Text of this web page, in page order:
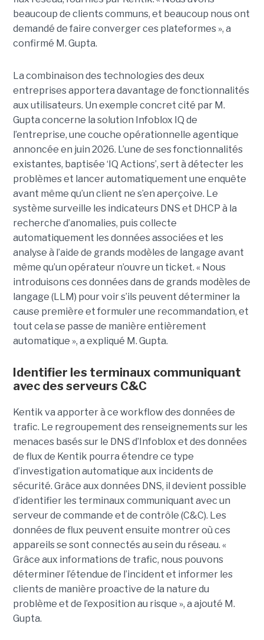
beaucoup de clients communs, et beaucoup nous ont
demandé de faire converger ces plateformes », a
confirmé M. Gupta.
La combinaison des technologies des deux
entreprises apportera davantage de fonctionnalités
aux utilisateurs. Un exemple concret cité par M.
Gupta concerne la solution Infoblox IQ de
l’entreprise, une couche opérationnelle agentique
annoncée en juin 2026. L’une de ses fonctionnalités
existantes, baptisée ‘IQ Actions’, sert à détecter les
problèmes et lancer automatiquement une enquête
avant même qu’un client ne s’en aperçoive. Le
système surveille les indicateurs DNS et DHCP à la
recherche d’anomalies, puis collecte
automatiquement les données associées et les
analyse à l’aide de grands modèles de langage avant
même qu’un opérateur n’ouvre un ticket. « Nous
introduisons ces données dans de grands modèles de
langage (LLM) pour voir s’ils peuvent déterminer la
cause première et formuler une recommandation, et
tout cela se passe de manière entièrement
automatique », a expliqué M. Gupta.
Identifier les terminaux communiquant
avec des serveurs C&C
Kentik va apporter à ce workflow des données de
trafic. Le regroupement des renseignements sur les
menaces basés sur le DNS d’Infoblox et des données
de flux de Kentik pourra étendre ce type
d’investigation automatique aux incidents de
sécurité. Grâce aux données DNS, il devient possible
d’identifier les terminaux communiquant avec un
serveur de commande et de contrôle (C&C). Les
données de flux peuvent ensuite montrer où ces
appareils se sont connectés au sein du réseau. «
Grâce aux informations de trafic, nous pouvons
déterminer l’étendue de l’incident et informer les
clients de manière proactive de la nature du
problème et de l’exposition au risque », a ajouté M.
Gupta.